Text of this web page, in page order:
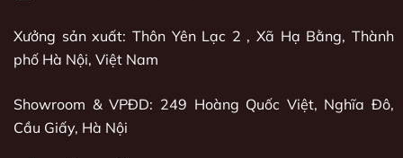
Xưởng sản xuất: Thôn Yên Lạc 2 , Xã Hạ Bằng, Thành
phố Hà Nội, Việt Nam
Showroom & VPĐD: 249 Hoàng Quốc Việt, Nghĩa Đô,
Cầu Giấy, Hà Nội